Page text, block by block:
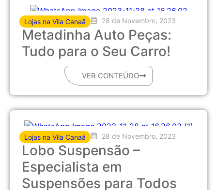
Lojas na Vila Canaã 28 de Novembro, 2023
Metadinha Auto Peças:
Tudo para o Seu Carro!
VER CONTEÚDO
Lojas na Vila Canaã 28 de Novembro, 2023
Lobo Suspensão –
Especialista em
Suspensões para Todos